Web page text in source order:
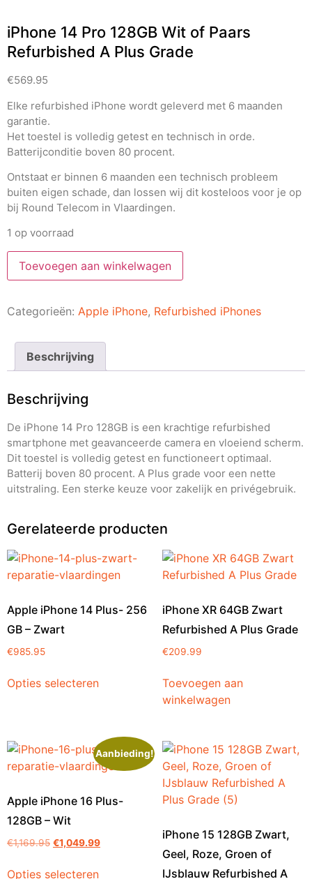
iPhone 14 Pro 128GB Wit of Paars
Refurbished A Plus Grade
€569.95
Elke refurbished iPhone wordt geleverd met 6 maanden
garantie.
Het toestel is volledig getest en technisch in orde.
Batterijconditie boven 80 procent.
Ontstaat er binnen 6 maanden een technisch probleem
buiten eigen schade, dan lossen wij dit kosteloos voor je op
bij Round Telecom in Vlaardingen.
1 op voorraad
Toevoegen aan winkelwagen
Categorieën: Apple iPhone, Refurbished iPhones
Beschrijving
Beschrijving
De iPhone 14 Pro 128GB is een krachtige refurbished
smartphone met geavanceerde camera en vloeiend scherm.
Dit toestel is volledig getest en functioneert optimaal.
Batterij boven 80 procent. A Plus grade voor een nette
uitstraling. Een sterke keuze voor zakelijk en privégebruik.
Gerelateerde producten
Apple iPhone 14 Plus- 256
GB – Zwart
€985.95
Opties selecteren
iPhone XR 64GB Zwart
Refurbished A Plus Grade
€209.99
Toevoegen aan
winkelwagen
Aanbieding!
Apple iPhone 16 Plus-
128GB – Wit
€1,169.95 €1,049.99
Opties selecteren
iPhone 15 128GB Zwart,
Geel, Roze, Groen of
IJsblauw Refurbished A